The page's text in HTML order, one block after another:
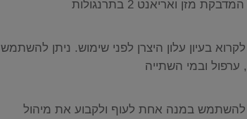
מזן ואריאנט 2 בתרנגולות
בעיון עלון היצרן לפני שימוש. ניתן להשתמש
ובמי השתייה
להשתמש במנה אחת לעוף ולקבוע את מיהול